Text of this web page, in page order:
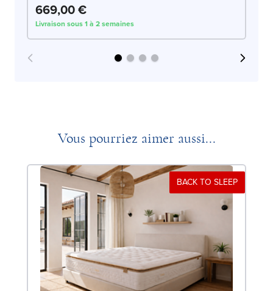
669,00 €
Livraison sous 1 à 2 semaines
Vous pourriez aimer aussi...
BACK TO SLEEP